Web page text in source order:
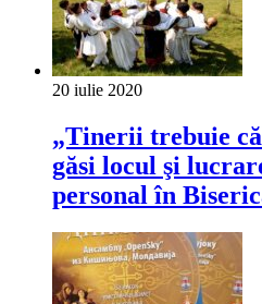
20 iulie 2020
„Tinerii trebuie
găsi locul şi
personal în